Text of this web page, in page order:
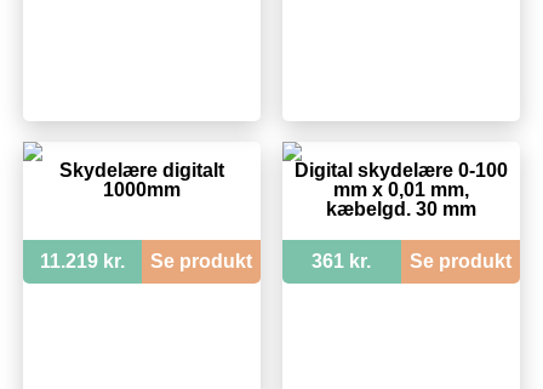
Skydelære digitalt
1000mm
11.219 kr. Se produkt
Digital skydelære 0-100
mm x 0,01 mm,
kæbelgd. 30 mm
361 kr. Se produkt